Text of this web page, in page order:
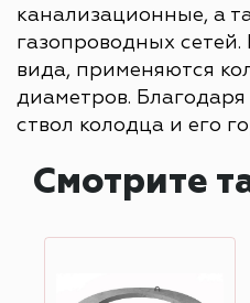
канализационные, а
газопроводных
вида, применяются
диаметров. Благодаря
ствол колодца и его
Смотрите